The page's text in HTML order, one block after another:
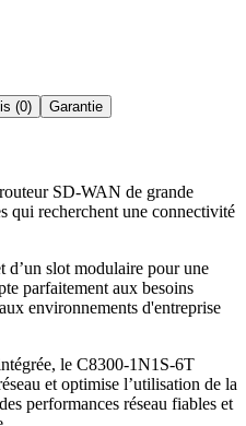
(0) Garantie
SD-WAN de grande
qui recherchent une connectivité
d’un slot modulaire pour une
parfaitement aux besoins
environnements d'entreprise
le C8300-1N1S-6T
et optimise l’utilisation de la
performances réseau fiables et